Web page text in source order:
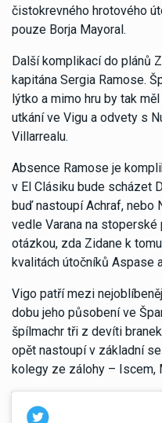
čistokrevného hrotového
pouze Borja Mayoral.
Další komplikací do plánů
kapitána Sergia Ramose.
lýtko a mimo hru by tak
utkání ve Vigu a odvety s
Villarrealu.
Absence Ramose je
v El Clásiku bude scházet
buď nastoupí Achraf, nebo
vedle Varana na
otázkou, zda Zidane k
kvalitách útočníků Aspase
Vigo patří mezi
dobu jeho působení ve
špílmachr tři z devíti
opět nastoupí v základní
kolegy ze zálohy – Iscem,